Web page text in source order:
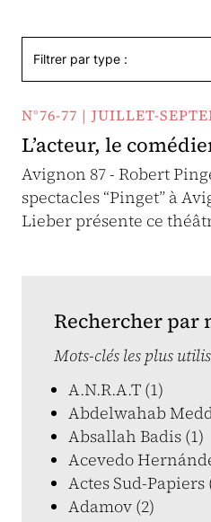
Filtrer par type :
N°76-77 | JUILLET-
L’acteur, le
Avignon 87 - Robert
spectacles “Pinget” à
Lieber présente ce
Rechercher par
Mots-clés les plus
A.N.R.A.T (1)
Abdelwahab
Absallah Badis (1)
Acevedo
Actes Sud-Papiers
Adamov (2)